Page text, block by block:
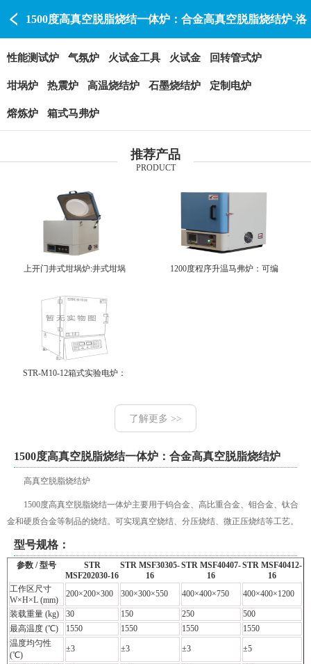
1500度高真空脱脂烧结一体炉：合金高真空脱脂烧结炉-洛
阳高温箱式炉厂家供应商-洛阳赛特瑞
性能测试炉 气氛炉 火试金工具 火试金 回转管式炉
坩埚炉 热震炉 高温烧结炉 石墨烧结炉 定制电炉
熔炼炉 箱式马弗炉
推荐产品
PRODUCT
上开门井式坩埚炉:井式坩埚 1200度程序升温马弗炉：可编
STR-M10-12箱式实验电炉：
了解更多 >>
1500度高真空脱脂烧结一体炉：合金高真空脱脂烧结炉
高真空脱脂烧结炉
1500度高真空脱脂烧结一体炉主要用于钨合金、高比重合金、钼合金、钛合
金和硬质合金等制品的烧结。可实现真空烧结、分压烧结、微正压烧结等工艺。
型号规格：
参数 / 型号
STR
MSF202030-16
STR MSF30305-
16
STR MSF40407-
16
STR MSF40412-
16
工作区尺寸
W×H×L (mm)
200×200×300 300×300×550 400×400×750 400×400×1200
装载重量 (kg) 30 150 250
500
最高温度 (℃)
1550 1550 1550
1550
温度均匀性
(℃)
±3 ±3 ±3 ±5